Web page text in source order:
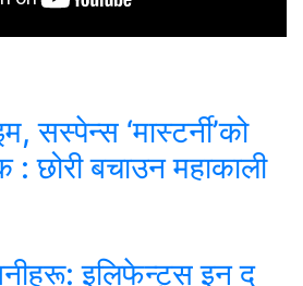
सस्पेन्स ‘मास्टर्नी’को
: छोरी बचाउन महाकाली
इलिफेन्ट्स इन द